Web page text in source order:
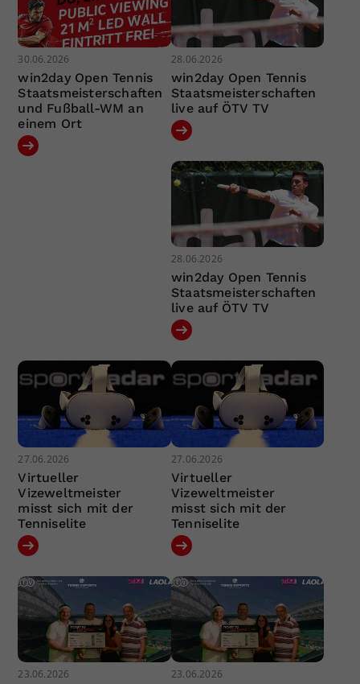
30.06.2026
win2day Open Tennis
Staatsmeisterschaften
und Fußball-WM an
einem Ort
28.06.2026
win2day Open Tennis
Staatsmeisterschaften
live auf ÖTV TV
28.06.2026
win2day Open Tennis
Staatsmeisterschaften
live auf ÖTV TV
27.06.2026
Virtueller
Vizeweltmeister
misst sich mit der
Tenniselite
27.06.2026
Virtueller
Vizeweltmeister
misst sich mit der
Tenniselite
23.06.2026 23.06.2026